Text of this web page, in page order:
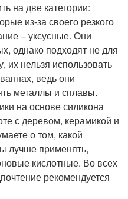
на две категории:
из-за своего резкого
– уксусные. Они
однако подходят не для
их нельзя использовать
ведь они
металлы и сплавы.
на основе силикона
с деревом, керамикой и
о том, какой
лучше применять,
кислотные. Во всех
рекомендуется